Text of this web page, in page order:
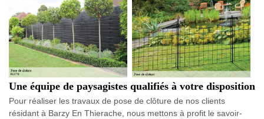
Une équipe de paysagistes qualifiés à votre disposition
Pour réaliser les travaux de pose de clôture de nos clients
résidant à Barzy En Thierache, nous mettons à profit le savoir-